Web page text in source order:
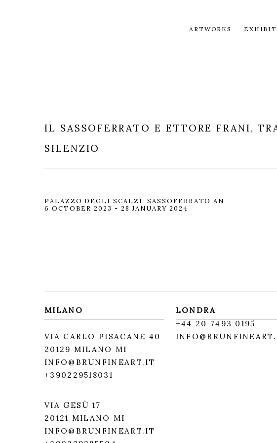
ARTWORKS
IL SASSOFERRATO E ETTORE FRANI,
SILENZIO
PALAZZO DEGLI SCALZI, SASSOFERRATO AN
6 OCTOBER 2023 - 28 JANUARY 2024
MILANO
VIA CARLO PISACANE 40
20129 MILANO MI
INFO@BRUNFINEART.IT
+390229518031
VIA GESÙ 17
20121 MILANO MI
INFO@BRUNFINEART.IT
LONDRA
+44 20 7493 0195